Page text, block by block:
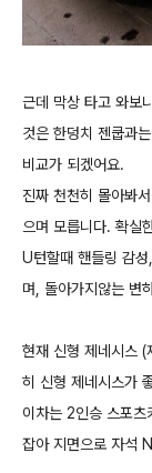
근데 막상 타고 와보
것은 한덩치 젠쿱과
비교가 되겠어요.
진짜 천천히 몰아봐
으며 모릅니다. 확실
U턴할때 핸들링 감
며, 돌아가지않는 변
현재 신형 제네시스 (
히 신형 제네시스가
이차는 2인승 스포츠
잡아 지면으로 자석